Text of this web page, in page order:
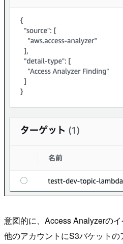
意図的に、Access Analyzerのイ
他のアカウントにS3バケットの